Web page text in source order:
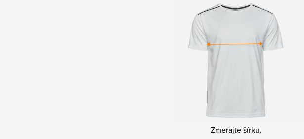
Zmerajte šírku.